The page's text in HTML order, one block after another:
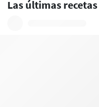
Las últimas recetas